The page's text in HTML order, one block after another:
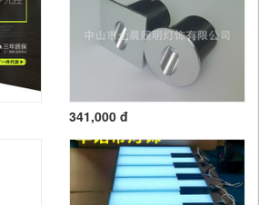
341,000 đ